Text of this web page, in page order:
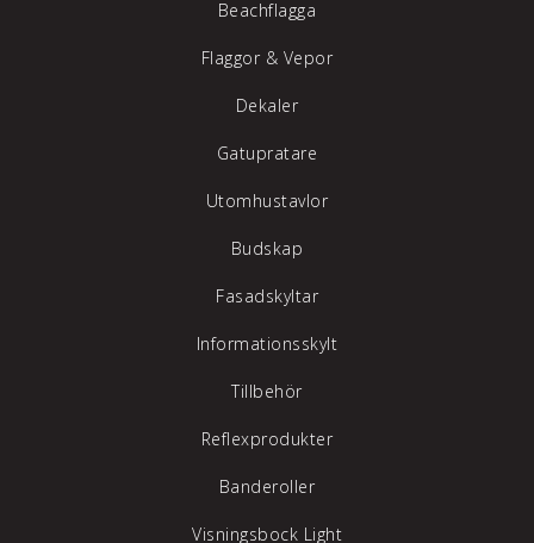
Beachflagga
Flaggor & Vepor
Dekaler
Gatupratare
Utomhustavlor
Budskap
Fasadskyltar
Informationsskylt
Tillbehör
Reflexprodukter
Banderoller
Visningsbock Light